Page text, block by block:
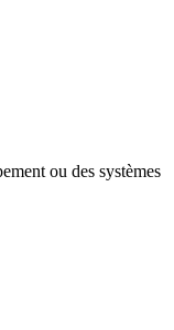
ou des systèmes